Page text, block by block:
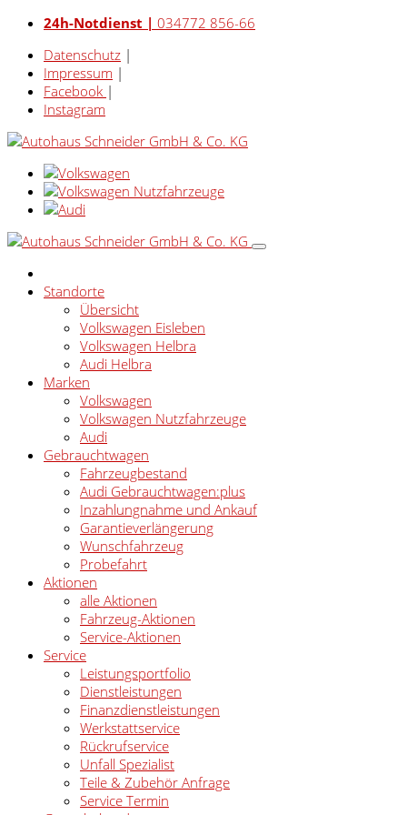
24h-Notdienst | 034772 856-66
Datenschutz |
Impressum |
Facebook |
Instagram
Standorte
Übersicht
Volkswagen Eisleben
Volkswagen Helbra
Audi Helbra
Marken
Volkswagen
Volkswagen Nutzfahrzeuge
Audi
Gebrauchtwagen
Fahrzeugbestand
Audi Gebrauchtwagen:plus
Inzahlungnahme und Ankauf
Garantieverlängerung
Wunschfahrzeug
Probefahrt
Aktionen
alle Aktionen
Fahrzeug-Aktionen
Service-Aktionen
Service
Leistungsportfolio
Dienstleistungen
Finanzdienstleistungen
Werkstattservice
Rückrufservice
Unfall Spezialist
Teile & Zubehör Anfrage
Service Termin